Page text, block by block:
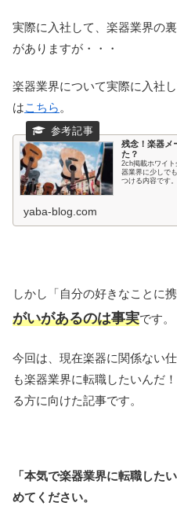
実際に入社して、楽器業界の
がありますが・・・
楽器業界について実際に入社
はこちら 。
残念！楽器メ
た？
2ch掲載ホワイ
器業界に少しで
つける内容です
yaba-blog.com
しかし「自分の好きなことに
がいがあるのは事実です。
今回は、現在楽器に関係ない
も楽器業界に転職したいんだ
る方に向けた記事です。
「本気で楽器業界に転職した
めてください。